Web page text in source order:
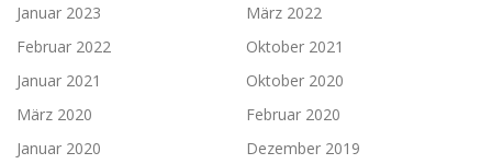
Januar 2023
März 2022
Februar 2022
Oktober 2021
Januar 2021
Oktober 2020
März 2020
Februar 2020
Januar 2020
Dezember 2019